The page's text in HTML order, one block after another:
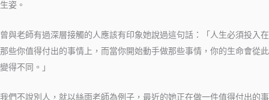
生姿。
曾與老師有過深層接觸的人應該有印象她說過這句話：「人生必須投入在
那些你值得付出的事情上，而當你開始動手做那些事情，你的生命會從此
變得不同。」
我們不說別人，就以絲雨老師為例子，最近的她正在做一件值得付出的事